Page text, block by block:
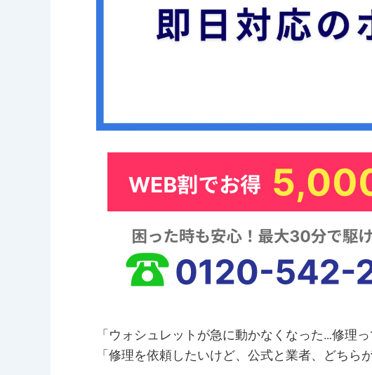
「ウォシュレットが急に動かなくなった…修理
「修理を依頼したいけど、公式と業者、どちら